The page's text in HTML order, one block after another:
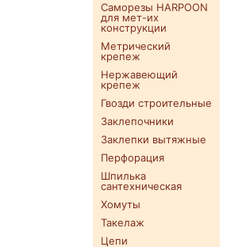
Саморезы HARPOON
для мет-их
конструкции
Метрический
крепеж
Нержавеющий
крепеж
Гвозди строительные
Заклепочники
Заклепки вытяжные
Перфорация
Шпилька
сантехническая
Хомуты
Такелаж
Цепи